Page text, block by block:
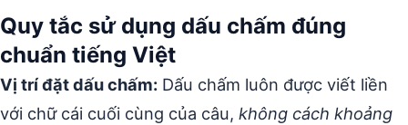
Quy tắc sử dụng dấu chấm đúng
chuẩn tiếng Việt
Vị trí đặt dấu chấm: Dấu chấm luôn được viết liền
với chữ cái cuối cùng của câu, không cách khoảng